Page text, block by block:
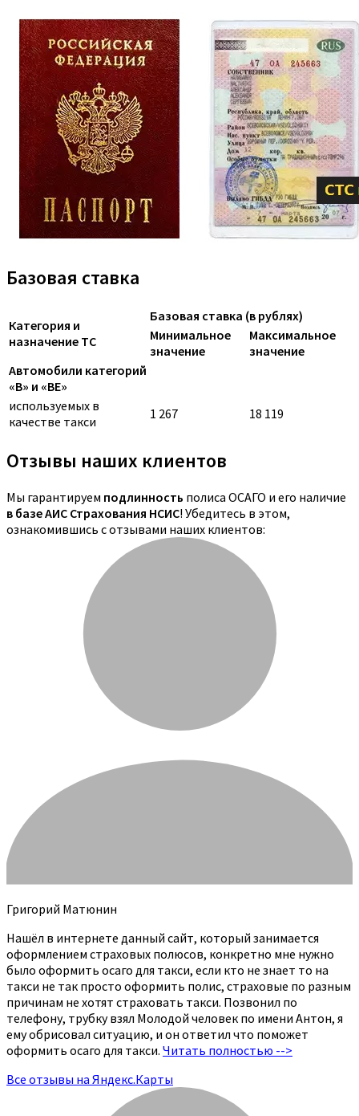
Базовая ставка
Категория и
назначение ТС
Базовая ставка (в рублях)
Минимальное
значение
Максимальное
значение
Автомобили категорий
«B» и «BE»
используемых в
качестве такси
1 267 18 119
Отзывы наших клиентов
Мы гарантируем подлинность полиса ОСАГО и его наличие
в базе АИС Страхования НСИС! Убедитесь в этом,
ознакомившись с отзывами наших клиентов:
Григорий Матюнин
Нашёл в интернете данный сайт, который занимается
оформлением страховых полюсов, конкретно мне нужно
было оформить осаго для такси, если кто не знает то на
такси не так просто оформить полис, страховые по разным
причинам не хотят страховать такси. Позвонил по
телефону, трубку взял Молодой человек по имени Антон, я
ему обрисовал ситуацию, и он ответил что поможет
оформить осаго для такси. Читать полностью -->
Все отзывы на Яндекс.Карты